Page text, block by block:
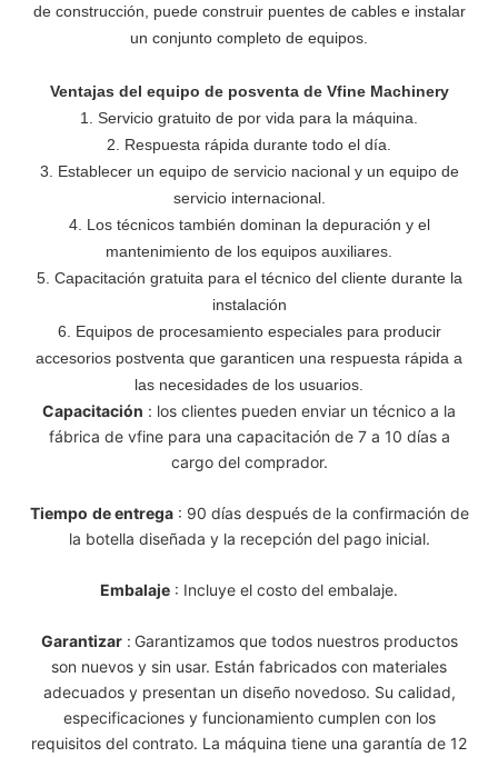
de construcción, puede construir puentes de cables e instalar
un conjunto completo de equipos.
Ventajas del equipo de posventa de Vfine Machinery
1. Servicio gratuito de por vida para la máquina.
2. Respuesta rápida durante todo el día.
3. Establecer un equipo de servicio nacional y un equipo de
servicio internacional.
4. Los técnicos también dominan la depuración y el
mantenimiento de los equipos auxiliares.
5. Capacitación gratuita para el técnico del cliente durante la
instalación
6. Equipos de procesamiento especiales para producir
accesorios postventa que garanticen una respuesta rápida a
las necesidades de los usuarios.
Capacitación : los clientes pueden enviar un técnico a la
fábrica de vfine para una capacitación de 7 a 10 días a
cargo del comprador.
Tiempo de entrega: 90 días después de la confirmación de
la botella diseñada y la recepción del pago inicial.
Embalaje : Incluye el costo del embalaje.
Garantizar: Garantizamos que todos nuestros productos
son nuevos y sin usar. Están fabricados con materiales
adecuados y presentan un diseño novedoso. Su calidad,
especificaciones y funcionamiento cumplen con los
requisitos del contrato. La máquina tiene una garantía de 12